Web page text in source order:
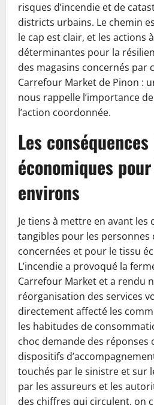
risques d’incendie et de
districts urbains. Le chemin
le cap est clair, et les actions
déterminantes pour la
des magasins concernés par
Carrefour Market de Pinon :
nous rappelle l’importance
l’action coordonnée.
Les
économiques
environs
Je tiens à mettre en avant les
tangibles pour les
concernées et pour le tissu
L’incendie a provoqué la
Carrefour Market et a rendu
réorganisation des services
directement affecté les
les habitudes de
choc demande des réponses
dispositifs
touchés par le sinistre et sur
par les assureurs et les
des chiffres qui circulent, on